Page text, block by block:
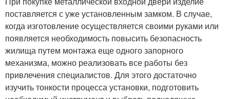
поставляется с уже установленным замком. В случае,
когда изготовление осуществляется своими руками или
появляется необходимость повысить безопасность
жилища путем монтажа еще одного запорного
механизма, можно реализовать все работы без
привлечения специалистов. Для этого достаточно
изучить тонкости процесса установки, подготовить